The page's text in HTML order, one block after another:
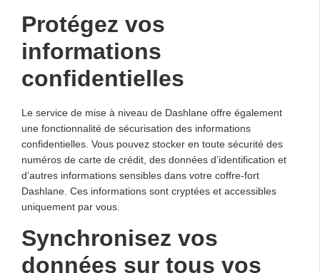
Protégez vos
informations
confidentielles
Le service de mise à niveau de Dashlane offre également
une fonctionnalité de sécurisation des informations
confidentielles. Vous pouvez stocker en toute sécurité des
numéros de carte de crédit, des données d’identification et
d’autres informations sensibles dans votre coffre-fort
Dashlane. Ces informations sont cryptées et accessibles
uniquement par vous.
Synchronisez vos
données sur tous vos